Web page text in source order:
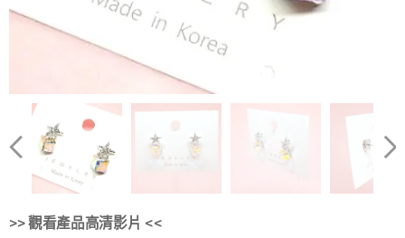
>> 觀看產品高清影片 <<